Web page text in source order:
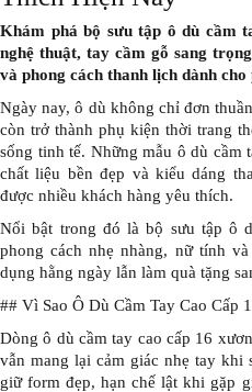
Khám phá bộ sưu tập ô dù cầm
nghệ thuật, tay cầm gỗ sang
và phong cách thanh lịch dành cho
Ngày nay, ô dù không chỉ đơn
còn trở thành phụ kiện thời trang
sống tinh tế. Những mẫu ô dù cầm
chất liệu bền đẹp và kiểu dáng
được nhiều khách hàng yêu thích.
Nổi bật trong đó là bộ sưu tập ô
phong cách nhẹ nhàng, nữ tính
dụng hằng ngày lẫn làm quà tặng
## Vì Sao Ô Dù Cầm Tay Cao Cấp
Dòng ô dù cầm tay cao cấp 16
vẫn mang lại cảm giác nhẹ tay
giữ form đẹp, hạn chế lật khi gặp